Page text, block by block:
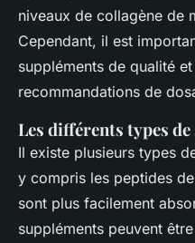
niveaux de collagène de
Cependant, il est
suppléments de qualité
recommandations de
Les différents types
Il existe plusieurs types
y compris les peptides
sont plus facilement
suppléments peuvent